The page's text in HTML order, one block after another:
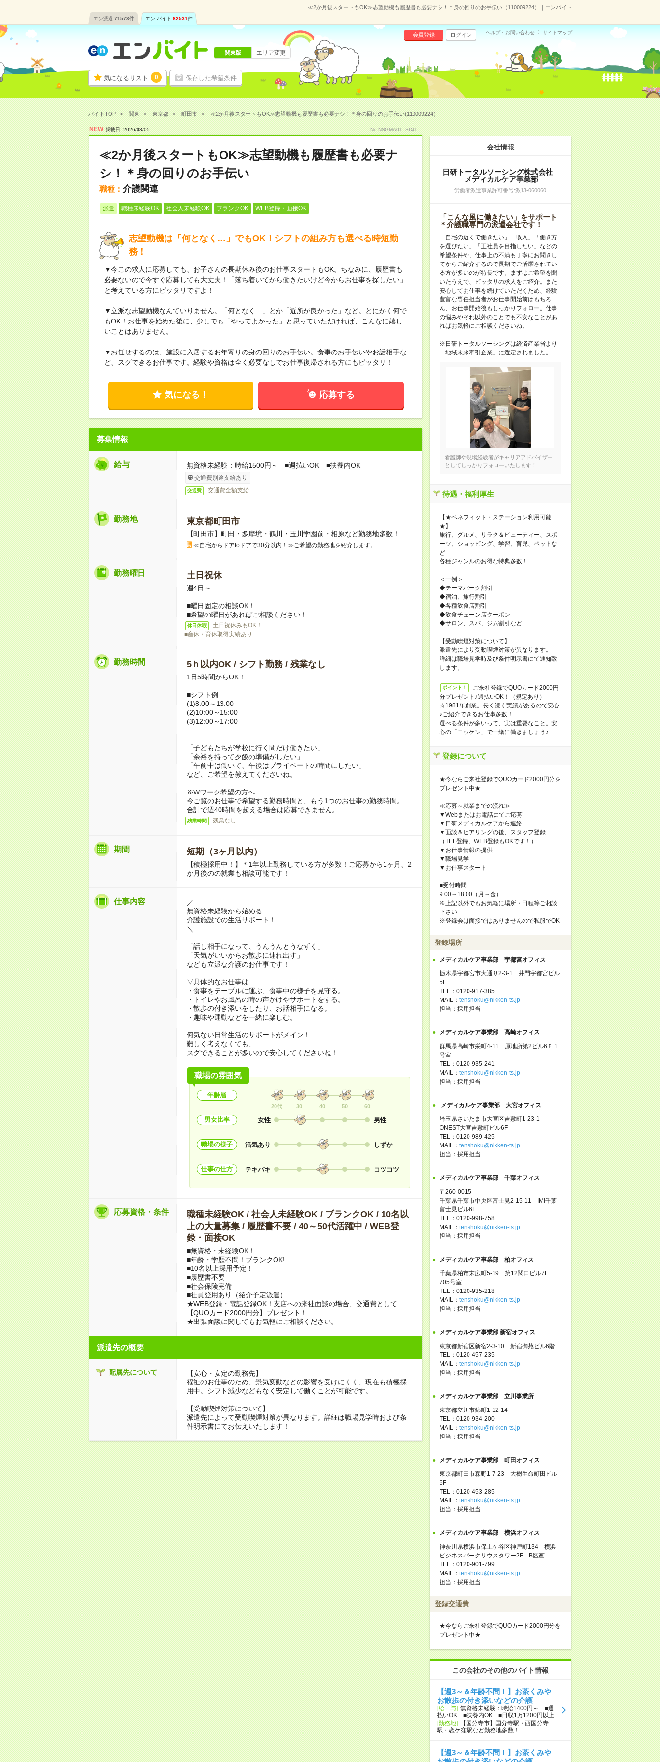
≪2か月後スタートもOK≫志望動機も履歴書も必要ナシ！＊身の回りのお手伝い（110009224）｜エンバイト
エン派遣 71573件 エン バイト 82531件
気になるリスト 0 保存した希望条件
会員登録 ログイン ヘルプ・お問い合わせ サイトマップ
関東版 エリア変更
バイトTOP 関東 東京都 町田市 ≪2か月後スタートもOK≫志望動機も履歴書も必要ナシ！＊身の回りのお手伝い(110009224）
NEW 掲載日 :2026/08/05 No.NSGMA01_SDJT
≪2か月後スタートもOK≫志望動機も履歴書も必要ナ
シ！＊身の回りのお手伝い
職種： 介護関連
派遣 職種未経験OK 社会人未経験OK ブランクOK WEB登録・面接OK
志望動機は「何となく…」でもOK！シフトの組み方も選べる時短勤
務！
▼今この求人に応募しても、お子さんの長期休み後のお仕事スタートもOK。ちなみに、履歴書も
必要ないので今すぐ応募しても大丈夫！「落ち着いてから働きたいけど今からお仕事を探したい」
と考えている方にピッタリですよ！
▼立派な志望動機なんていりません。「何となく…」とか「近所が良かった」など。とにかく何で
もOK！お仕事を始めた後に、少しでも「やってよかった」と思っていただければ、こんなに嬉し
いことはありません。
▼お任せするのは、施設に入居するお年寄りの身の回りのお手伝い。食事のお手伝いやお話相手な
ど、スグできるお仕事です。経験や資格は全く必要なしでお仕事復帰される方にもピッタリ！
気になる！ 応募する
募集情報
給与 無資格未経験：時給1500円～ ■週払いOK ■扶養内OK
交通費別途支給あり
交通費 交通費全額支給
勤務地 東京都町田市
【町田市】町田・多摩境・鶴川・玉川学園前・相原など勤務地多数！
≪自宅からドアtoドアで30分以内！≫ご希望の勤務地を紹介します。
勤務曜日 土日祝休
週4日～
■曜日固定の相談OK！
■希望の曜日があればご相談ください！
休日休暇
土日祝休みもOK！
■産休・育休取得実績あり
勤務時間 5ｈ以内OK / シフト勤務 / 残業なし
1日5時間からOK！
■シフト例
(1)8:00～13:00
(2)10:00～15:00
(3)12:00～17:00
「子どもたちが学校に行く間だけ働きたい」
「余裕を持って夕飯の準備がしたい」
「午前中は働いて、午後はプライベートの時間にしたい」
など、ご希望を教えてくださいね。
※Wワーク希望の方へ
今ご覧のお仕事で希望する勤務時間と、もう1つのお仕事の勤務時間。
合計で週40時間を超える場合は応募できません。
残業時間 残業なし
期間 短期（3ヶ月以内）
【積極採用中！】＊1年以上勤務している方が多数！ご応募から1ヶ月、2
か月後のの就業も相談可能です！
仕事内容
／
無資格未経験から始める
介護施設での生活サポート！
＼
「話し相手になって、うんうんとうなずく」
「天気がいいからお散歩に連れ出す」
なども立派な介護のお仕事です！
▽具体的なお仕事は…
・食事をテーブルに運ぶ、食事中の様子を見守る。
・トイレやお風呂の時の声かけやサポートをする。
・散歩の付き添いをしたり、お話相手になる。
・趣味や運動などを一緒に楽しむ。
何気ない日常生活のサポートがメイン！
難しく考えなくても、
スグできることが多いので安心してくださいね！
職場の雰囲気
年齢層
20代 30 40 50 60
男女比率 女性 男性
職場の様子 活気あり しずか
仕事の仕方 テキパキ コツコツ
応募資格・条件
職種未経験OK / 社会人未経験OK / ブランクOK / 10名以
上の大量募集 / 履歴書不要 / 40～50代活躍中 / WEB登
録・面接OK
■無資格・未経験OK！
■年齢・学歴不問！ブランクOK!
■10名以上採用予定！
■履歴書不要
■社会保険完備
■社員登用あり（紹介予定派遣）
★WEB登録・電話登録OK！支店への来社面談の場合、交通費として
【QUOカード2000円分】プレゼント！
★出張面談に関してもお気軽にご相談ください。
派遣先の概要
配属先について
【安心・安定の勤務先】
福祉のお仕事のため、景気変動などの影響を受けにくく、現在も積極採
用中。シフト減少などもなく安定して働くことが可能です。
【受動喫煙対策について】
派遣先によって受動喫煙対策が異なります。詳細は職場見学時および条
件明示書にてお伝えいたします！
会社情報
日研トータルソーシング株式会社
メディカルケア事業部
労働者派遣事業許可番号:派13-060060
「こんな風に働きたい」をサポート
＊介護職専門の派遣会社です！
「自宅の近くで働きたい」「収入」「働き方
を選びたい」「正社員を目指したい」などの
希望条件や、仕事上の不満も丁寧にお聞きし
てからご紹介するので長期でご活躍されてい
る方が多いのが特長です。まずはご希望を聞
いたうえで、ピッタリの求人をご紹介。また
安心してお仕事を続けていただくため、経験
豊富な専任担当者がお仕事開始前はもちろ
ん、お仕事開始後もしっかりフォロー。仕事
の悩みやそれ以外のことでも不安なことがあ
ればお気軽にご相談くださいね。
※日研トータルソーシングは経済産業省より
「地域未来牽引企業」に選定されました。
看護師や現場経験者がキャリアアドバイザー
としてしっかりフォローいたします！
待遇・福利厚生
【★ベネフィット・ステーション利用可能
★】
旅行、グルメ、リラク＆ビューティー、スポ
ーツ、ショッピング、学習、育児、ペットな
ど
各種ジャンルのお得な特典多数！
＜一例＞
◆テーマパーク割引
◆宿泊、旅行割引
◆各種飲食店割引
◆飲食チェーン店クーポン
◆サロン、スパ、ジム割引など
【受動喫煙対策について】
派遣先により受動喫煙対策が異なります。
詳細は職場見学時及び条件明示書にて通知致
します。
ポイント！
ご来社登録でQUOカード2000円
分プレゼント♪週払いOK！（規定あり）
☆1981年創業。長く続く実績があるので安心
♪ご紹介できるお仕事多数！
選べる条件が多いって、実は重要なこと。安
心の「ニッケン」で一緒に働きましょう♪
登録について
★今ならご来社登録でQUOカード2000円分を
プレゼント中★
≪応募～就業までの流れ≫
▼Webまたはお電話にてご応募
▼日研メディカルケアから連絡
▼面談＆ヒアリングの後、スタッフ登録
（TEL登録、WEB登録もOKです！）
▼お仕事情報の提供
▼職場見学
▼お仕事スタート
■受付時間
9:00～18:00（月～金）
※上記以外でもお気軽に場所・日程等ご相談
下さい
※登録会は面接ではありませんので私服でOK
登録場所
メディカルケア事業部 宇都宮オフィス
栃木県宇都宮市大通り2-3-1 井門宇都宮ビル
5F
TEL：0120-917-385
MAIL： tenshoku@nikken-ts.jp
担当：採用担当
メディカルケア事業部 高崎オフィス
群馬県高崎市栄町4-11 原地所第2ビル6Ｆ 1
号室
TEL：0120-935-241
MAIL： tenshoku@nikken-ts.jp
担当：採用担当
メディカルケア事業部 大宮オフィス
埼玉県さいたま市大宮区吉敷町1-23-1
ONEST大宮吉敷町ビル6F
TEL：0120-989-425
MAIL： tenshoku@nikken-ts.jp
担当：採用担当
メディカルケア事業部 千葉オフィス
〒260-0015
千葉県千葉市中央区富士見2-15-11 IMI千葉
富士見ビル6F
TEL：0120-998-758
MAIL： tenshoku@nikken-ts.jp
担当：採用担当
メディカルケア事業部 柏オフィス
千葉県柏市末広町5-19 第12関口ビル7F
705号室
TEL：0120-935-218
MAIL： tenshoku@nikken-ts.jp
担当：採用担当
メディカルケア事業部 新宿オフィス
東京都新宿区新宿2-3-10 新宿御苑ビル6階
TEL：0120-457-235
MAIL： tenshoku@nikken-ts.jp
担当：採用担当
メディカルケア事業部 立川事業所
東京都立川市錦町1-12-14
TEL：0120-934-200
MAIL： tenshoku@nikken-ts.jp
担当：採用担当
メディカルケア事業部 町田オフィス
東京都町田市森野1-7-23 大樹生命町田ビル
6F
TEL：0120-453-285
MAIL： tenshoku@nikken-ts.jp
担当：採用担当
メディカルケア事業部 横浜オフィス
神奈川県横浜市保土ケ谷区神戸町134 横浜
ビジネスパークサウスタワー2F B区画
TEL：0120-901-799
MAIL： tenshoku@nikken-ts.jp
担当：採用担当
登録交通費
★今ならご来社登録でQUOカード2000円分を
プレゼント中★
この会社のその他のバイト情報
【週3～＆年齢不問！】お茶くみや
お散歩の付き添いなどの介護
[給 与] 無資格未経験：時給1400円～ ■週
払いOK ■扶養内OK ■日収1万1200円以上
[勤務地]
【国分寺市】国分寺駅・西国分寺
駅・恋ケ窪駅など勤務地多数！
【週3～＆年齢不問！】お茶くみや